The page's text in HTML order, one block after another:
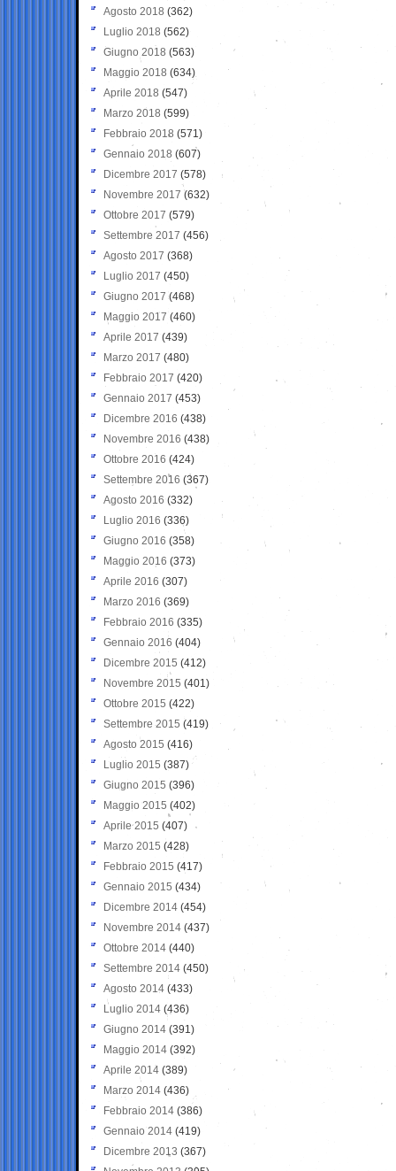
Agosto 2018 (362)
Luglio 2018 (562)
Giugno 2018 (563)
Maggio 2018 (634)
Aprile 2018 (547)
Marzo 2018 (599)
Febbraio 2018 (571)
Gennaio 2018 (607)
Dicembre 2017 (578)
Novembre 2017 (632)
Ottobre 2017 (579)
Settembre 2017 (456)
Agosto 2017 (368)
Luglio 2017 (450)
Giugno 2017 (468)
Maggio 2017 (460)
Aprile 2017 (439)
Marzo 2017 (480)
Febbraio 2017 (420)
Gennaio 2017 (453)
Dicembre 2016 (438)
Novembre 2016 (438)
Ottobre 2016 (424)
Settembre 2016 (367)
Agosto 2016 (332)
Luglio 2016 (336)
Giugno 2016 (358)
Maggio 2016 (373)
Aprile 2016 (307)
Marzo 2016 (369)
Febbraio 2016 (335)
Gennaio 2016 (404)
Dicembre 2015 (412)
Novembre 2015 (401)
Ottobre 2015 (422)
Settembre 2015 (419)
Agosto 2015 (416)
Luglio 2015 (387)
Giugno 2015 (396)
Maggio 2015 (402)
Aprile 2015 (407)
Marzo 2015 (428)
Febbraio 2015 (417)
Gennaio 2015 (434)
Dicembre 2014 (454)
Novembre 2014 (437)
Ottobre 2014 (440)
Settembre 2014 (450)
Agosto 2014 (433)
Luglio 2014 (436)
Giugno 2014 (391)
Maggio 2014 (392)
Aprile 2014 (389)
Marzo 2014 (436)
Febbraio 2014 (386)
Gennaio 2014 (419)
Dicembre 2013 (367)